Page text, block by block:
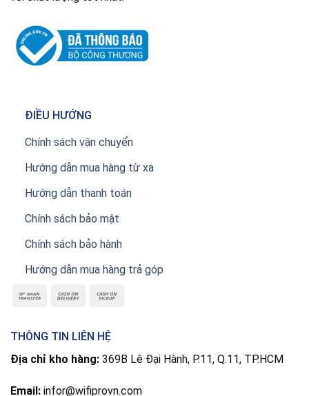
ĐIỀU HƯỚNG
Chính sách vận chuyển
Hướng dẫn mua hàng từ xa
Hướng dẫn thanh toán
Chính sách bảo mật
Chính sách bảo hành
Hướng dẫn mua hàng trả góp
THÔNG TIN LIÊN HỆ
Địa chỉ kho hàng: 369B Lê Đại Hành, P.11, Q.11, TP.HCM
Email: infor@wifiprovn.com